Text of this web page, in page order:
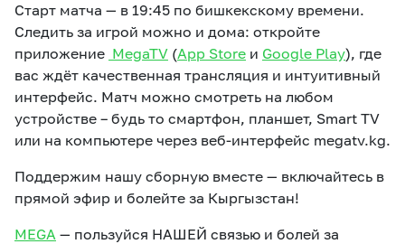
Старт матча — в 19:45 по бишкекскому времени.
Следить за игрой можно и дома: откройте
приложение MegaTV (App Store и Google Play), где
вас ждёт качественная трансляция и интуитивный
интерфейс. Матч можно смотреть на любом
устройстве – будь то смартфон, планшет, Smart TV
или на компьютере через веб-интерфейс megatv.kg.
Поддержим нашу сборную вместе — включайтесь в
прямой эфир и болейте за Кыргызстан!
MEGA — пользуйся НАШЕЙ связью и болей за